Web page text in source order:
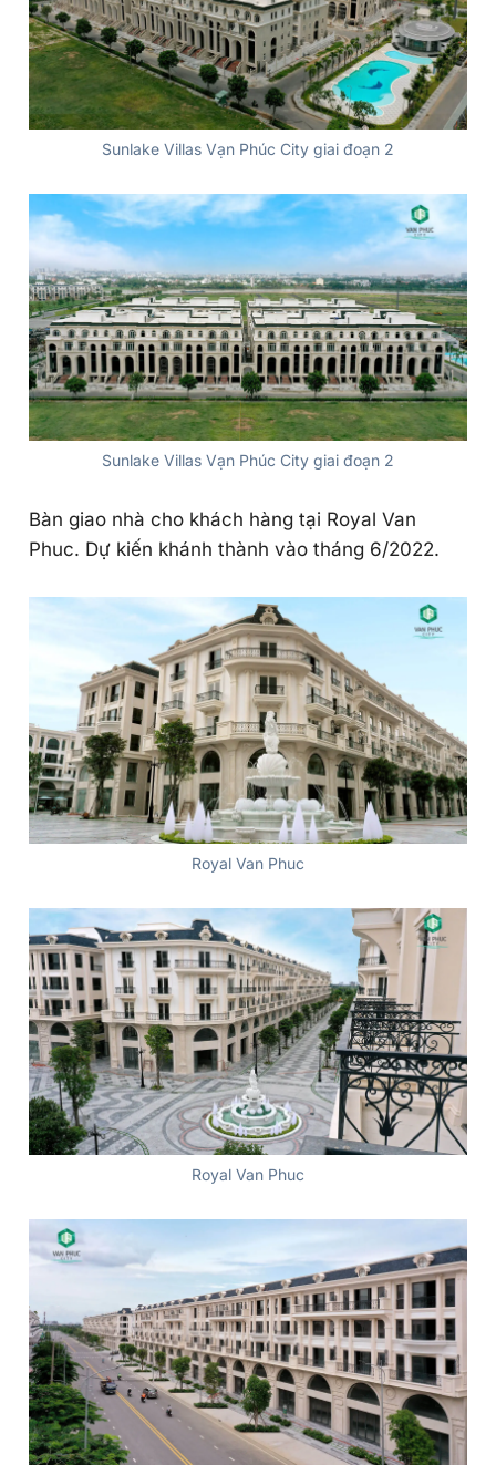
Sunlake Villas Vạn Phúc City giai đoạn 2
Sunlake Villas Vạn Phúc City giai đoạn 2
Bàn giao nhà cho khách hàng tại Royal Van
Phuc. Dự kiến khánh thành vào tháng 6/2022.
Royal Van Phuc
Royal Van Phuc